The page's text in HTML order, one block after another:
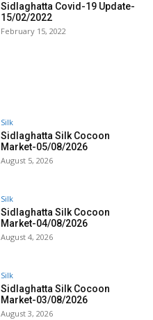
Sidlaghatta Covid-19 Update-
15/02/2022
February 15, 2022
Silk
Sidlaghatta Silk Cocoon
Market-05/08/2026
August 5, 2026
Silk
Sidlaghatta Silk Cocoon
Market-04/08/2026
August 4, 2026
Silk
Sidlaghatta Silk Cocoon
Market-03/08/2026
August 3, 2026